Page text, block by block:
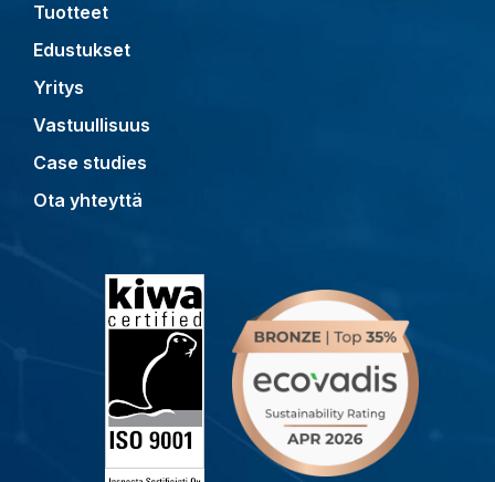
Tuotteet
Edustukset
Yritys
Vastuullisuus
Case studies
Ota yhteyttä